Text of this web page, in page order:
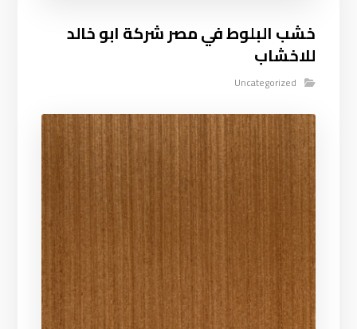
خشب البلوط في مصر شركة ابو خالد
للاخشاب
Uncategorized